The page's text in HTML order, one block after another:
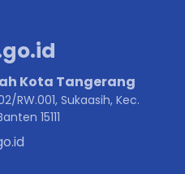
Kota Tangerang
RW.001, Sukaasih, Kec.
15111